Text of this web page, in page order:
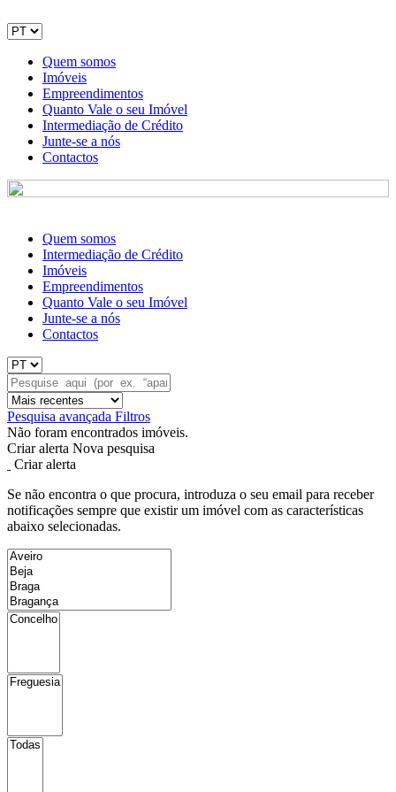
Quem somos
Imóveis
Empreendimentos
Quanto Vale o seu Imóvel
Intermediação de Crédito
Junte-se a nós
Contactos
Quem somos
Intermediação de Crédito
Imóveis
Empreendimentos
Quanto Vale o seu Imóvel
Junte-se a nós
Contactos
Pesquisa avançada Filtros
Não foram encontrados imóveis.
Criar alerta Nova pesquisa
Criar alerta
Se não encontra o que procura, introduza o seu email para receber
notificações sempre que existir um imóvel com as características
abaixo selecionadas.